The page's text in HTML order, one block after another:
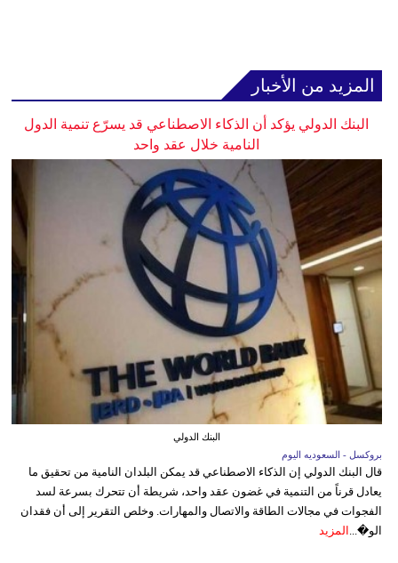
المزيد من الأخبار
البنك الدولي يؤكد أن الذكاء الاصطناعي قد يسرّع تنمية الدول
النامية خلال عقد واحد
البنك الدولي
بروكسل - السعوديه اليوم
قال البنك الدولي إن الذكاء الاصطناعي قد يمكن البلدان النامية من تحقيق ما
يعادل قرناً من التنمية في غضون عقد واحد، شريطة أن تتحرك بسرعة لسد
الفجوات في مجالات الطاقة والاتصال والمهارات. وخلص التقرير إلى أن فقدان
الو�... المزيد